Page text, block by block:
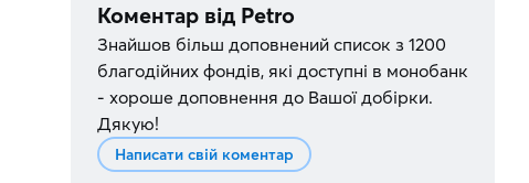
Коментар від Petro
Знайшов більш доповнений список з 1200
благодійних фондів, які доступні в монобанк
- хороше доповнення до Вашої добірки.
Дякую!
Написати свій коментар